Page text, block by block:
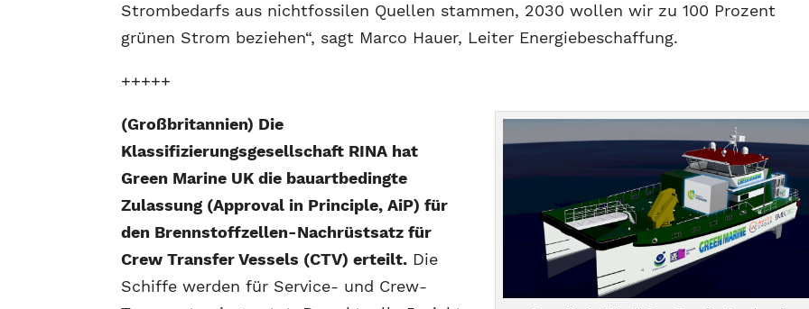
Strombedarfs aus nichtfossilen Quellen stammen, 2030 wollen wir zu 100 Prozent
grünen Strom beziehen“, sagt Marco Hauer, Leiter Energiebeschaffung.
+++++
(Großbritannien) Die
Klassifizierungsgesellschaft RINA hat
Green Marine UK die bauartbedingte
Zulassung (Approval in Principle, AiP) für
den Brennstoffzellen-Nachrüstsatz für
Crew Transfer Vessels (CTV) erteilt. Die
Schiffe werden für Service- und Crew-